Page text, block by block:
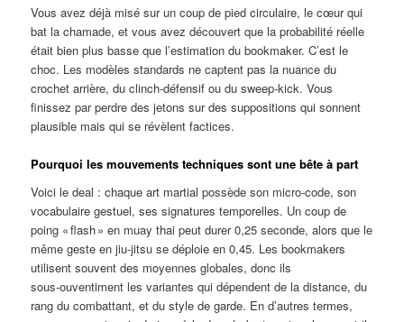
Vous avez déjà misé sur un coup de pied circulaire, le cœur qui
bat la chamade, et vous avez découvert que la probabilité réelle
était bien plus basse que l’estimation du bookmaker. C’est le
choc. Les modèles standards ne captent pas la nuance du
crochet arrière, du clinch‑défensif ou du sweep‑kick. Vous
finissez par perdre des jetons sur des suppositions qui sonnent
plausible mais qui se révèlent factices.
Pourquoi les mouvements techniques sont une bête à part
Voici le deal : chaque art martial possède son micro‑code, son
vocabulaire gestuel, ses signatures temporelles. Un coup de
poing « flash » en muay thai peut durer 0,25 seconde, alors que le
même geste en jiu‑jitsu se déploie en 0,45. Les bookmakers
utilisent souvent des moyennes globales, donc ils
sous‑ouventiment les variantes qui dépendent de la distance, du
rang du combattant, et du style de garde. En d’autres termes,